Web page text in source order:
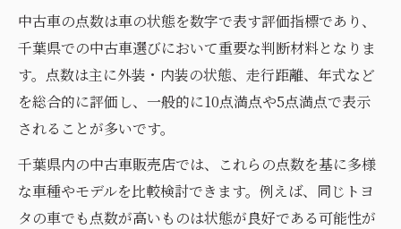
中古車の点数は車の状態を数字で表す評価指標であり、
千葉県での中古車選びにおいて重要な判断材料となりま
す。点数は主に外装・内装の状態、走行距離、年式など
を総合的に評価し、一般的に10点満点や5点満点で表示
されることが多いです。
千葉県内の中古車販売店では、これらの点数を基に多様
な車種やモデルを比較検討できます。例えば、同じトヨ
タの車でも点数が高いものは状態が良好である可能性が